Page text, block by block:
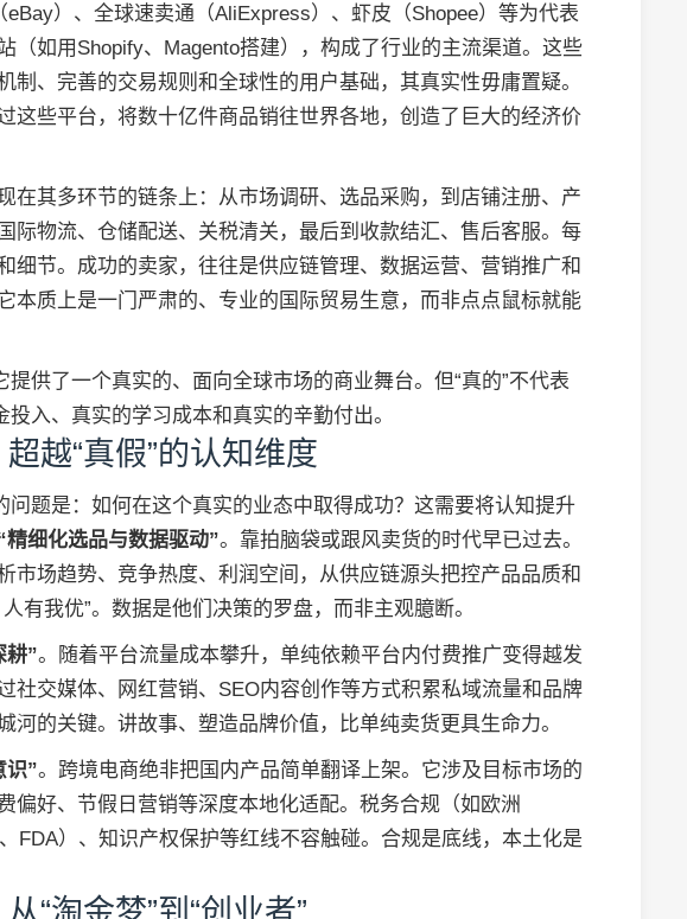
）、全球速卖通（AliExpress）、虾皮（Shopee）等为代表
（如用Shopify、Magento搭建），构成了行业的主流渠道。这些
制、完善的交易规则和全球性的用户基础，其真实性毋庸置疑。
这些平台，将数十亿件商品销往世界各地，创造了巨大的经济价
在其多环节的链条上：从市场调研、选品采购，到店铺注册、产
际物流、仓储配送、关税清关，最后到收款结汇、售后客服。每
细节。成功的卖家，往往是供应链管理、数据运营、营销推广和
本质上是一门严肃的、专业的国际贸易生意，而非点点鼠标就能
提供了一个真实的、面向全球市场的商业舞台。但“真的”不代表
投入、真实的学习成本和真实的辛勤付出。
越“真假”的认知维度
问题是：如何在这个真实的业态中取得成功？这需要将认知提升
精细化选品与数据驱动”。靠拍脑袋或跟风卖货的时代早已过去。
市场趋势、竞争热度、利润空间，从供应链源头把控产品品质和
有我优”。数据是他们决策的罗盘，而非主观臆断。
耕”。随着平台流量成本攀升，单纯依赖平台内付费推广变得越发
社交媒体、网红营销、SEO内容创作等方式积累私域流量和品牌
河的关键。讲故事、塑造品牌价值，比单纯卖货更具生命力。
识”。跨境电商绝非把国内产品简单翻译上架。它涉及目标市场的
偏好、节假日营销等深度本地化适配。税务合规（如欧洲
FDA）、知识产权保护等红线不容触碰。合规是底线，本土化是
“淘金梦”到“创业者”